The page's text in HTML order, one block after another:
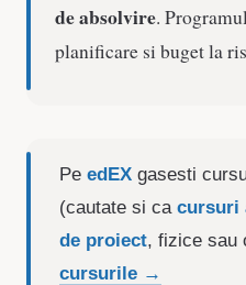
de absolvire.
planificare si buget la
Pe edEX gasesti
(cautate si ca cursuri
de proiect, fizice sau
cursurile →